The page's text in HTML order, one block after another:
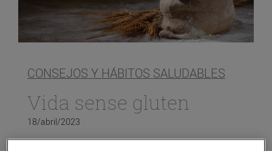
CONSEJOS Y HÁBITOS SALUDABLES
Vida sense gluten
18/abril/2023